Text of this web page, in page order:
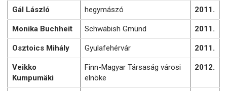
Gál László hegymászó 2011.
Monika Buchheit Schwäbish Gmünd 2011.
Osztoics Mihály Gyulafehérvár 2011.
Veikko
Kumpumäki
Finn-Magyar Társaság városi
elnöke
2012.